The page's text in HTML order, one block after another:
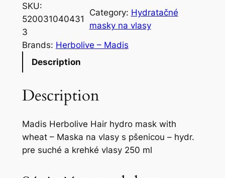
SKU:
520031040431
3
Category: Hydratačné
masky na vlasy
Brands: Herbolive – Madis
Description
Description
Madis Herbolive Hair hydro mask with
wheat – Maska na vlasy s pšenicou – hydr.
pre suché a krehké vlasy 250 ml